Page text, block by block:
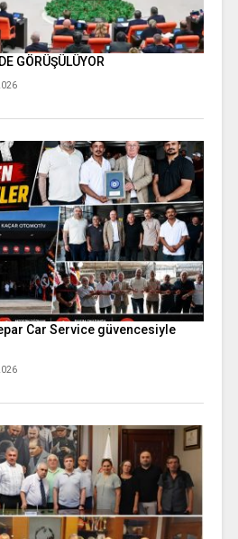
GÖRÜŞÜLÜYOR
Car Service güvencesiyle